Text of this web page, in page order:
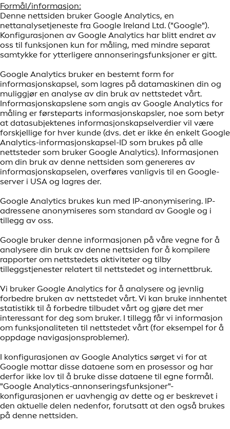
Formål/informasjon:
Denne nettsiden bruker Google Analytics, en
nettanalysetjeneste fra Google Ireland Ltd. ("Google").
Konfigurasjonen av Google Analytics har blitt endret av
oss til funksjonen kun for måling, med mindre separat
samtykke for ytterligere annonseringsfunksjoner er gitt.
Google Analytics bruker en bestemt form for
informasjonskapsel, som lagres på datamaskinen din og
muliggjør en analyse av din bruk av nettstedet vårt.
Informasjonskapslene som angis av Google Analytics for
måling er førsteparts informasjonskapsler, noe som betyr
at datasubjektenes informasjonskapselverdier vil være
forskjellige for hver kunde (dvs. det er ikke én enkelt Google
Analytics-informasjonskapsel-ID som brukes på alle
nettsteder som bruker Google Analytics). Informasjonen
om din bruk av denne nettsiden som genereres av
informasjonskapselen, overføres vanligvis til en Google-
server i USA og lagres der.
Google Analytics brukes kun med IP-anonymisering. IP-
adressene anonymiseres som standard av Google og i
tillegg av oss.
Google bruker denne informasjonen på våre vegne for å
analysere din bruk av denne nettsiden for å kompilere
rapporter om nettstedets aktiviteter og tilby
tilleggstjenester relatert til nettstedet og internettbruk.
Vi bruker Google Analytics for å analysere og jevnlig
forbedre bruken av nettstedet vårt. Vi kan bruke innhentet
statistikk til å forbedre tilbudet vårt og gjøre det mer
interessant for deg som bruker. I tillegg får vi informasjon
om funksjonaliteten til nettstedet vårt (for eksempel for å
oppdage navigasjonsproblemer).
I konfigurasjonen av Google Analytics sørget vi for at
Google mottar disse dataene som en prosessor og har
derfor ikke lov til å bruke disse dataene til egne formål.
"Google Analytics-annonseringsfunksjoner"-
konfigurasjonen er uavhengig av dette og er beskrevet i
den aktuelle delen nedenfor, forutsatt at den også brukes
på denne nettsiden.